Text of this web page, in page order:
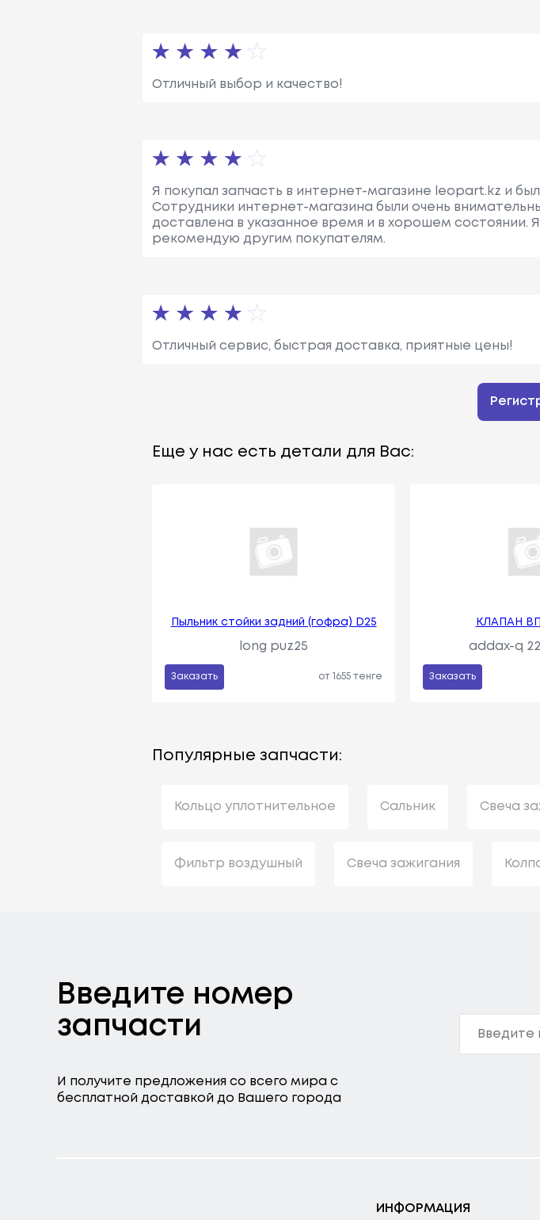
Отличный выбор и качество!
Я покупал запчасть в интернет-магазине leopart.kz и
Сотрудники интернет-магазина были очень
доставлена в указанное время и в хорошем состоянии.
рекомендую другим покупателям.
Отличный сервис, быстрая доставка, приятные цены!
Еще у нас есть детали для Вас:
Пыльник стойки задний (гофра) D25
long puz25
Заказать от 1655 тенге
КЛАПАН
addax-q
Заказать
Популярные запчасти:
Кольцо уплотнительное Сальник Свеча
Фильтр воздушный Свеча зажигания
Введите номер
запчасти
И получите предложения со всего мира с
бесплатной доставкой до Вашего города
ИНФОРМАЦИЯ